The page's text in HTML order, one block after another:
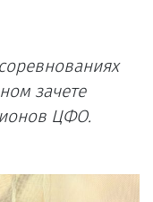
зачете
ЦФО.